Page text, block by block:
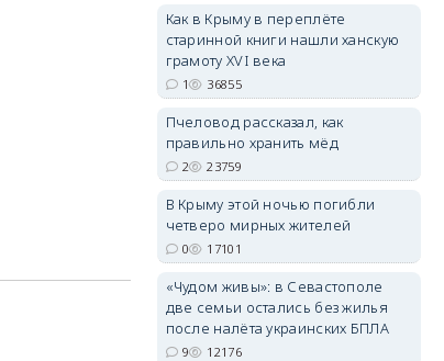
erid: 2SDnjdvhGXG
Как в Крыму в переплёте
старинной книги нашли ханскую
грамоту XVI века
1 36855
Пчеловод рассказал, как
правильно хранить мёд
2 23759
В Крыму этой ночью погибли
четверо мирных жителей
0 17101
«Чудом живы»: в Севастополе
две семьи остались без жилья
после налёта украинских БПЛА
9 12176